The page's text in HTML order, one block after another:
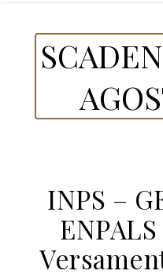
INPS –